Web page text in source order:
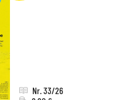
Nr. 33/26